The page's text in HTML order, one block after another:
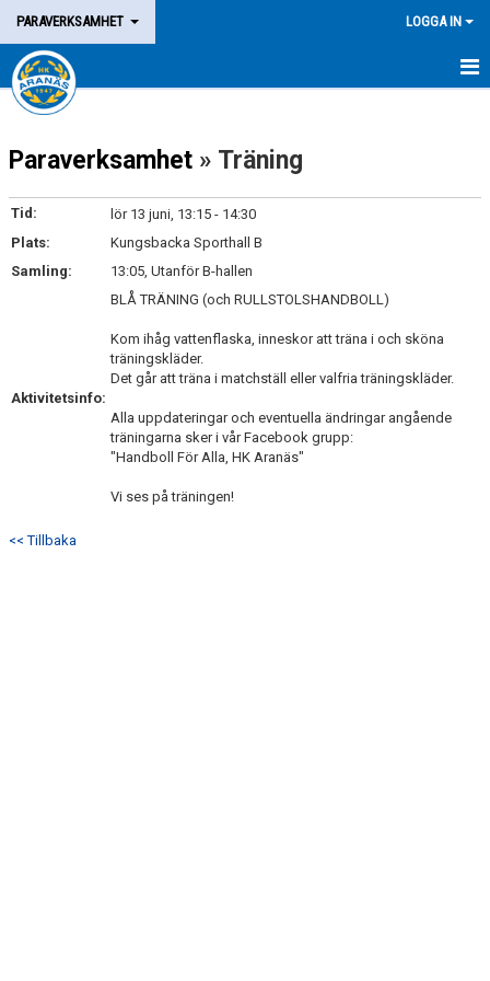
PARAVERKSAMHET LOGGA IN
HEM
TRÄNINGSGRUPPER
LAGET
KALENDER
Paraverksamhet » Träning
Tid:
lör 13 juni, 13:15 - 14:30
Plats:
Kungsbacka Sporthall B
Samling:
13:05, Utanför B-hallen
Aktivitetsinfo:
BLÅ TRÄNING (och RULLSTOLSHANDBOLL)
Kom ihåg vattenflaska, inneskor att träna i och sköna
träningskläder.
Det går att träna i matchställ eller valfria träningskläder.
Alla uppdateringar och eventuella ändringar angående
träningarna sker i vår Facebook grupp:
"Handboll För Alla, HK Aranäs"
Vi ses på träningen!
<< Tillbaka